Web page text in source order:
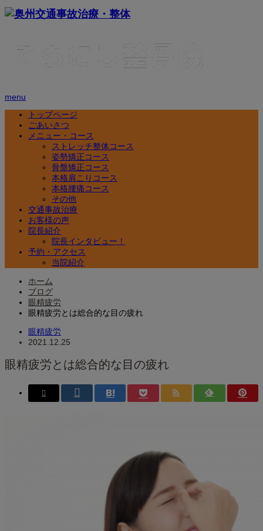
menu
トップページ
ごあいさつ
メニュー・コース
ストレッチ整体コース
姿勢矯正コース
骨盤矯正コース
本格肩こりコース
本格腰痛コース
その他
交通事故治療
お客様の声
院長紹介
院長インタビュー！
予約・アクセス
当院紹介
ホーム
ブログ
眼精疲労
眼精疲労とは総合的な目の疲れ
眼精疲労
2021.12.25
眼精疲労とは総合的な目の疲れ